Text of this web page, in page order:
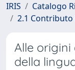
IRIS Catalogo
2.1 Contributo
Alle
della